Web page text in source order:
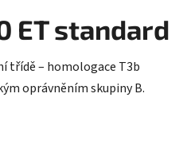
ET standard
třídě – homologace T3b
oprávněním skupiny B.